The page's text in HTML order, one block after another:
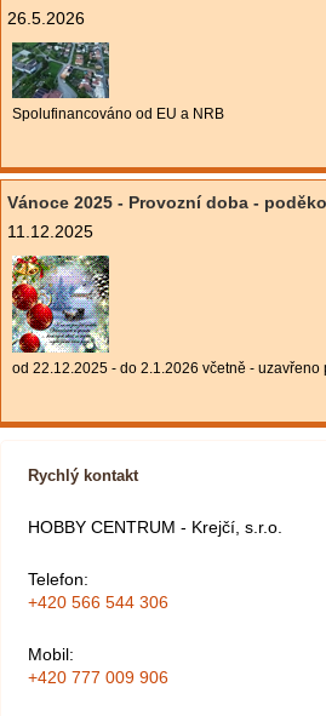
26.5.2026
Spolufinancováno od EU a NRB
Vánoce 2025 - Provozní doba -
11.12.2025
od 22.12.2025 - do 2.1.2026 včetně - uzavřeno
Rychlý kontakt
HOBBY CENTRUM - Krejčí, s.r.o.
Telefon:
+420 566 544 306
Mobil:
+420 777 009 906